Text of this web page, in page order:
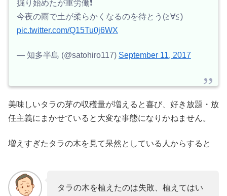
掘り始めたが重労働❗️
今夜の雨で土が柔らかくなるのを待とう(≧∀≦)
pic.twitter.com/Q15Tu0j6WX
— 知多半島 (@satohiro117) September 11, 2017
美味しいタラの芽の収穫量が増えると喜び、好き放題・放
任主義にまかせていると大変な事態になりかねません。
増えすぎたタラの木を見て呆然としている人からすると
タラの木を植えたのは失敗、植えてはい